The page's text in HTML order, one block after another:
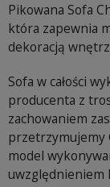
Pikowana Sofa
która zapewnia
dekoracją
Sofa w całości
producenta z
zachowaniem
przetrzymujemy
model
uwzględnieniem